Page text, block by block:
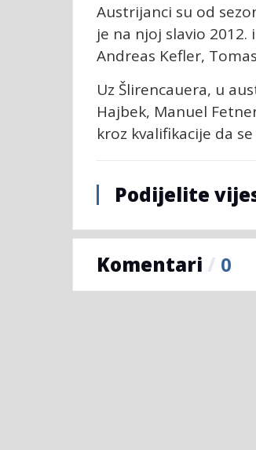
Austrijanci su od
je na njoj slavio
Andreas Kefler,
Uz Šlirencauera, u
Hajbek, Manuel
kroz kvalifikacije da
Podijelite
Komentari / 0